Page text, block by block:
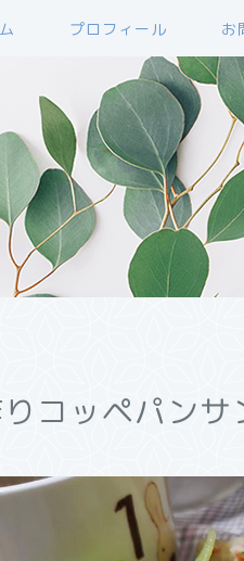
プロフィール お
コッペパン